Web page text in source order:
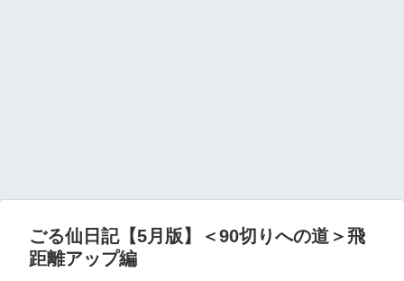
ごる仙日記【5月版】＜90切りへの道＞飛
距離アップ編